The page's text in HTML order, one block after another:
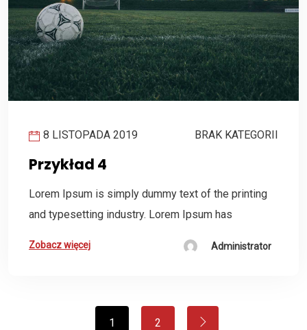
8 LISTOPADA 2019 BRAK KATEGORII
Przykład 4
Lorem Ipsum is simply dummy text of the printing
and typesetting industry. Lorem Ipsum has
Zobacz więcej Administrator
1 2